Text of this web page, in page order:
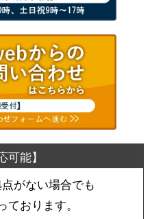
がない場合でも
ております。